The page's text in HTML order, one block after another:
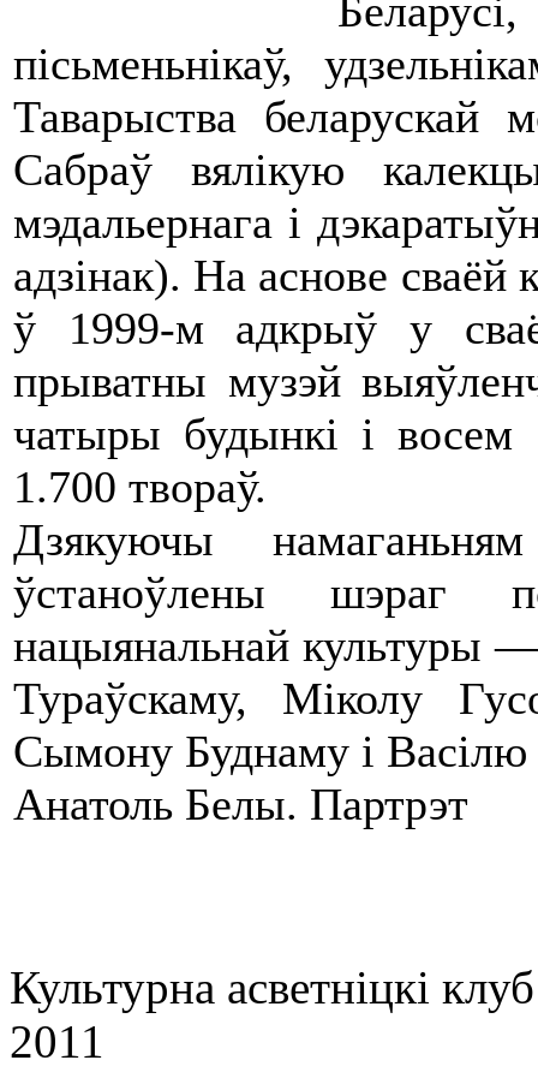
пісьменьнікаў,
Таварыства
Сабраў вялікую
мэдальернага і
адзінак). На аснове сваёй
ў 1999-м адкрыў у
прыватны музэй
чатыры будынкі і восем
1.700 твораў.
Дзякуючы
ўстаноўлены шэраг
нацыянальнай культуры
Тураўскаму, Міколу
Сымону Буднаму і Васілю
Анатоль Белы. Партрэт
Культурна асветнiцкi
2011